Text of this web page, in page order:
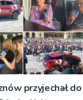
przyjechał do